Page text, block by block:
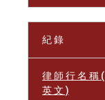
紀 錄
律 師 行 名 稱 (
英 文 )